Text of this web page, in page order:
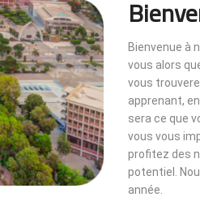
Bienvenue à
vous alors
vous
apprenant,
sera ce que
vous vous
profitez des
potentiel.
année.